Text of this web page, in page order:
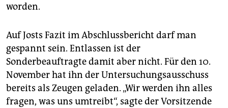
worden.
Auf Josts Fazit im Abschlussbericht darf man
gespannt sein. Entlassen ist der
Sonderbeauftragte damit aber nicht. Für den 10.
November hat ihn der Untersuchungsausschuss
bereits als Zeugen geladen. „Wir werden ihn alles
fragen, was uns umtreibt“, sagte der Vorsitzende